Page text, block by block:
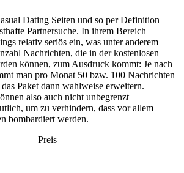
Dating Seiten und so per Definition
Partnersuche. In ihrem Bereich
relativ seriös ein, was unter anderem
Nachrichten, die in der kostenlosen
können, zum Ausdruck kommt: Je nach
man pro Monat 50 bzw. 100 Nachrichten
Paket dann wahlweise erweitern.
also auch nicht unbegrenzt
um zu verhindern, dass vor allem
bombardiert werden.
Preis